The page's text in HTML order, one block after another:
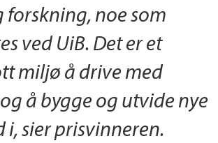
noe som
ved UiB. Det er et
miljø å drive med
å bygge og utvide nye
i, sier prisvinneren.